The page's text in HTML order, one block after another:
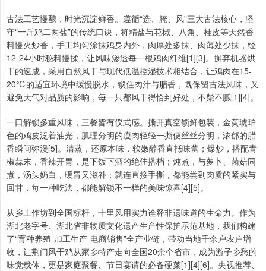
古法工艺慢酿，时光沉淀鲜香。遵循“选、腌、风”三大古法核心，坚
守“一斤鸡二两盐”的传统口诀，将精盐与花椒、八角、桂皮等天然香
料慢火炒香，手工均匀涂抹鸡身内外，肉厚处多抹、肉薄处少抹，经
12-24小时秘料慢揉，让风味渗透每一根鸡肉纤维[1][3]。摒弃机器烘
干的速成，采用自然风干与现代低温控湿技术相结合，让鸡肉在15-
20℃的适宜环境中缓慢脱水，锁住肉汁与腊香，既保留古法风味，又
避免天气对品质的影响，每一只都风干得恰到好处，不柴不腻[1][4]。
一口解锁多重风味，三餐皆有仪式感。撕开真空锁鲜包装，金黄琥珀
色的鸡皮泛着油光，肌理分明的瘦肉轻轻一撕便丝丝分明，浓郁的腊
香瞬间弥漫[5]。清蒸，还原本味，软嫩醇香直抵味蕾；爆炒，搭配青
椒蒜末，香辣开胃，是下饭下酒的绝佳搭档；炖煮，与萝卜、菌菇同
煮，汤头奶白，暖胃又滋补；就连直接手撕，都能尝到肉质的紧实与
回甘，每一种吃法，都能解锁不一样的美味惊喜[4][5]。
从乡土作坊到全国标杆，十里风用实力诠释非遗味道的生命力。作为
湖北老字号、湖北省非物质文化遗产生产性保护示范基地，我们构建
了“育种养殖-加工生产-电商销售”全产业链，带动当地千余户农户增
收，让荆门风干鸡从家乡特产走向全国20余个省市，成为游子乡愁的
味觉载体，更是家庭聚餐、节日宴请的必备硬菜[1][4][6]。央视推荐、